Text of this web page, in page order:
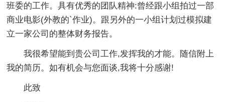
班委的工作。具有优秀的团队精神:曾经跟小组拍过一部
商业电影(外教的`作业)。跟另外的一小组计划过模拟建
立一家公司的整体财务报告。
我很希望能到贵公司工作,发挥我的才能。随信附上
我的简历。如有机会与您面谈,我将十分感谢!
此致